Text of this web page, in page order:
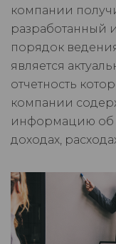
компании
разработанный
порядок
является
отчетность
компании
информацию об
доходах,